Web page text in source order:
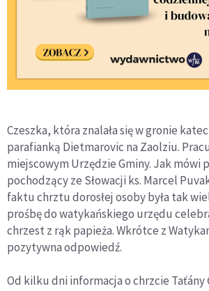
Czeszka, która znalała się w gronie
parafianką Dietmarovic na Zaolziu.
miejscowym Urzędzie Gminy. Jak mówi
pochodzący ze Słowacji ks. Marcel
faktu chrztu dorosłej osoby była tak
prośbę do watykańskiego urzędu
chrzest z rąk papieża. Wkrótce z
pozytywna odpowiedź.
Od kilku dni informacja o chrzcie